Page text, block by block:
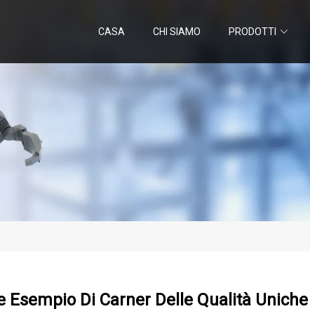
CASA CHI SIAMO PRODOTTI
Esempio Di Carner Delle Qualità